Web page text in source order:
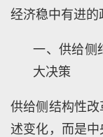
经济稳中有进的
一、供给侧
大决策
供给侧结构性
述变化，而是